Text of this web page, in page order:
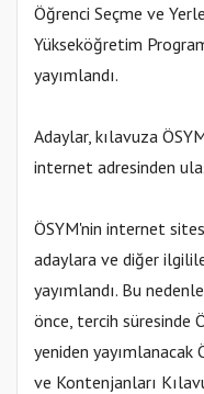
Öğrenci Seçme ve
Yükseköğretim
yayımlandı.
Adaylar, kılavuza
internet adresinden
ÖSYM'nin internet
adaylara ve diğer
yayımlandı. Bu
önce, tercih süresinde
yeniden yayımlanacak
ve Kontenjanları